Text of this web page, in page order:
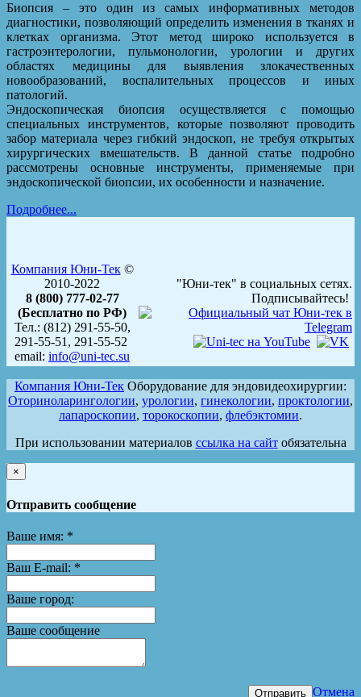
Биопсия – это один из самых информативных методов
диагностики, позволяющий определить изменения в тканях и
клетках организма. Этот метод широко используется в
гастроэнтерологии, пульмонологии, урологии и других
областях медицины для выявления злокачественных
новообразований, воспалительных процессов и иных
патологий.
Эндоскопическая биопсия осуществляется с помощью
специальных инструментов, которые позволяют проводить
забор материала через гибкий эндоскоп, не требуя открытых
хирургических вмешательств. В данной статье подробно
рассмотрены основные инструменты, применяемые при
эндоскопической биопсии, их особенности и назначение.
Подробнее...
Компания Юни-Тек©
2010-2022
8 (800) 777-02-77
(Бесплатно по РФ)
Тел.: (812) 291-55-50,
291-55-51, 291-55-52
email: info@uni-tec.su
"Юни-тек" в социальных сетях.
Подписывайтесь!
Компания Юни-Тек Оборудование для эндовидеохирургии:
Оториноларингологии, урологии, гинекологии, проктологии,
лапароскопии, торокоскопии, флебэктомии.
При использовании материалов ссылка на сайтобязательна
×
Отправить сообщение
Ваше имя: *
Ваш E-mail: *
Ваше город:
Ваше сообщение
Отправить Отмена